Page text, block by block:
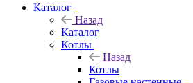
Каталог
Назад
Каталог
Котлы
Назад
Котлы